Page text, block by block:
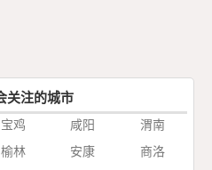
关注的城市
宝鸡 咸阳
渭南
榆林 安康 商洛